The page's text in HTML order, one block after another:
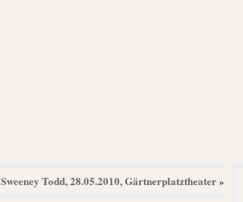
Sweeney Todd, 28.05.2010, Gärtnerplatztheater»